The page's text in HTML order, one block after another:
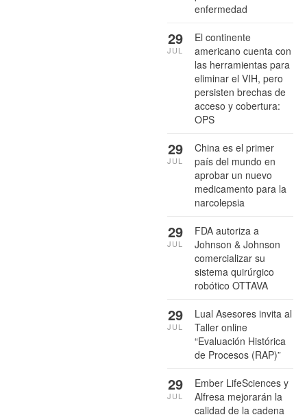
enfermedad
El continente
americano cuenta con
las herramientas para
eliminar el VIH, pero
persisten brechas de
acceso y cobertura:
OPS
29
JUL
China es el primer
país del mundo en
aprobar un nuevo
medicamento para la
narcolepsia
29
JUL
FDA autoriza a
Johnson & Johnson
comercializar su
sistema quirúrgico
robótico OTTAVA
29
JUL
Lual Asesores invita al
Taller online
“Evaluación Histórica
de Procesos (RAP)”
29
JUL
Ember LifeSciences y
Alfresa mejorarán la
calidad de la cadena
29
JUL